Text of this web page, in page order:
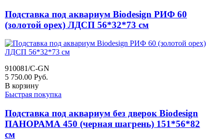
Подставка под аквариум Biodesign РИФ 60
(золотой орех) ЛДСП 56*32*73 см
910081/C-GN
5 750.00 Руб.
В корзину
Быстрая покупка
Подставка под аквариум без дверок Biodesign
ПАНОРАМА 450 (черная шагрень) 151*56*82
см